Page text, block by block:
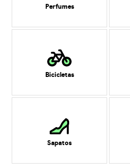
Perfumes
Bicicletas
Sapatos